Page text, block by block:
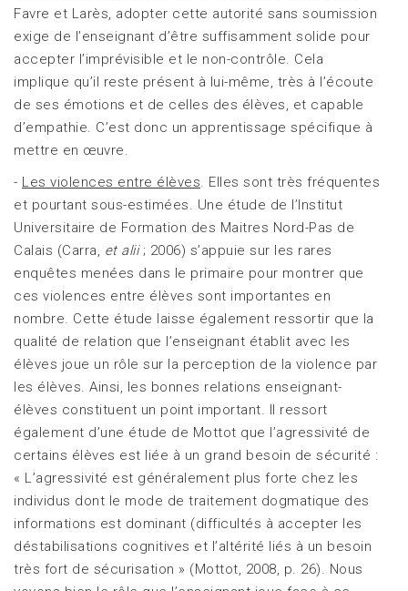
Favre et Larès, adopter cette autorité sans soumission
exige de l’enseignant d’être suffisamment solide pour
accepter l’imprévisible et le non-contrôle. Cela
implique qu’il reste présent à lui-même, très à l’écoute
de ses émotions et de celles des élèves, et capable
d’empathie. C’est donc un apprentissage spécifique à
mettre en œuvre.
- Les violences entre élèves. Elles sont très fréquentes
et pourtant sous-estimées. Une étude de l’Institut
Universitaire de Formation des Maitres Nord-Pas de
Calais (Carra, et alii ; 2006) s’appuie sur les rares
enquêtes menées dans le primaire pour montrer que
ces violences entre élèves sont importantes en
nombre. Cette étude laisse également ressortir que la
qualité de relation que l’enseignant établit avec les
élèves joue un rôle sur la perception de la violence par
les élèves. Ainsi, les bonnes relations enseignant-
élèves constituent un point important. Il ressort
également d’une étude de Mottot que l’agressivité de
certains élèves est liée à un grand besoin de sécurité :
« L’agressivité est généralement plus forte chez les
individus dont le mode de traitement dogmatique des
informations est dominant (difficultés à accepter les
déstabilisations cognitives et l’altérité liés à un besoin
très fort de sécurisation » (Mottot, 2008, p. 26). Nous